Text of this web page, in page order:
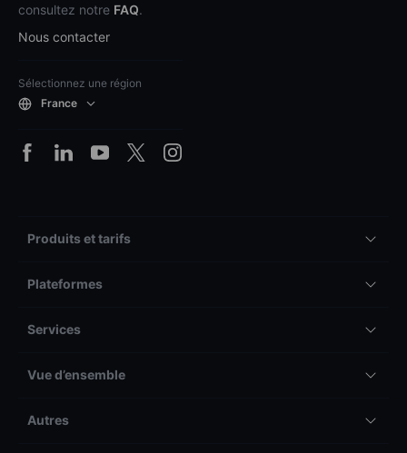
consultez notre FAQ.
Nous contacter
Sélectionnez une région
France
Produits et tarifs
Plateformes
Services
Vue d’ensemble
Autres